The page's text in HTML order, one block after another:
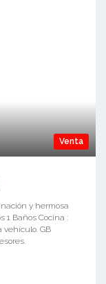
Venta
y hermosa
1 Baños Cocina :
vehículo. GB